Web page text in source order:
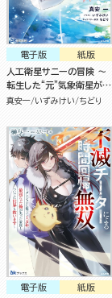
紙版
電子版
人工衛星サニーの冒険 ～
転生した“元”気象衛星がお
天気令嬢になるまで～
真安一 いずみけい ちどり
紙版
電子版